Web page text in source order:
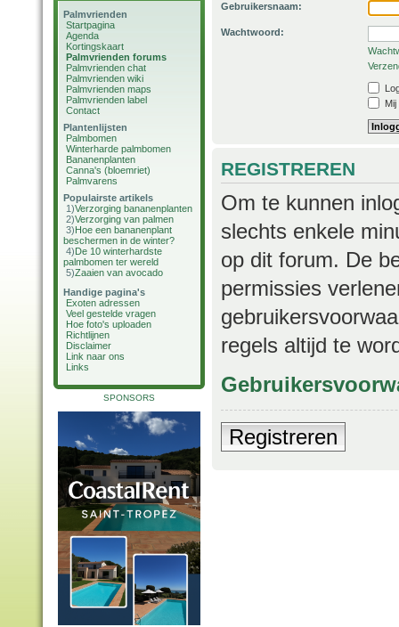
Palmvrienden
Startpagina
Agenda
Kortingskaart
Palmvrienden forums
Palmvrienden chat
Palmvrienden wiki
Palmvrienden maps
Palmvrienden label
Contact
Plantenlijsten
Palmbomen
Winterharde palmbomen
Bananenplanten
Canna's (bloemriet)
Palmvarens
Populairste artikels
1)Verzorging bananenplanten
2)Verzorging van palmen
3)Hoe een bananenplant
beschermen in de winter?
4)De 10 winterhardste
palmbomen ter wereld
5)Zaaien van avocado
Handige pagina's
Exoten adressen
Veel gestelde vragen
Hoe foto's uploaden
Richtlijnen
Disclaimer
Link naar ons
Links
SPONSORS
Gebruikersnaam:
Wachtwoord:
REGISTREREN
Om te kunnen
slechts enkele
op dit forum. De
permissies
regels altijd te
Registreren